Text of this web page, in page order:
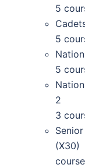
5
5
5
3